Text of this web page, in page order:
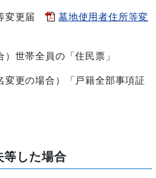
変更届
墓地使用者住所等変
）世帯全員の「住民票」
変更の場合）「戸籍全部事項証
した場合